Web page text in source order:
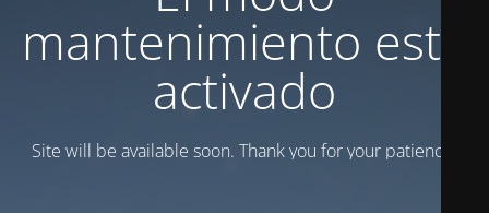
mantenimiento está
activado
Site will be available soon. Thank you for your patience!